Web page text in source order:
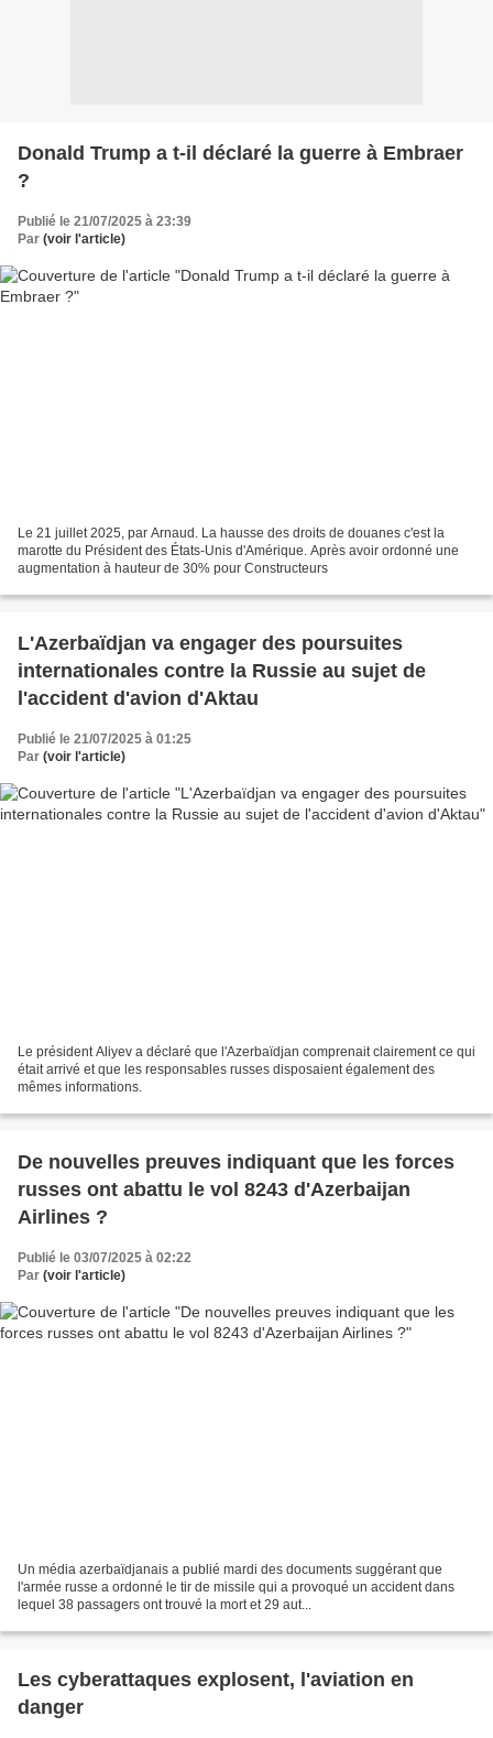
Donald Trump a t-il déclaré la guerre à Embraer
?
Publié le 21/07/2025 à 23:39
Par (voir l'article)
Le 21 juillet 2025, par Arnaud. La hausse des droits de douanes c'est la
marotte du Président des États-Unis d'Amérique. Après avoir ordonné une
augmentation à hauteur de 30% pour Constructeurs
L'Azerbaïdjan va engager des poursuites
internationales contre la Russie au sujet de
l'accident d'avion d'Aktau
Publié le 21/07/2025 à 01:25
Par (voir l'article)
Le président Aliyev a déclaré que l'Azerbaïdjan comprenait clairement ce qui
était arrivé et que les responsables russes disposaient également des
mêmes informations.
De nouvelles preuves indiquant que les forces
russes ont abattu le vol 8243 d'Azerbaijan
Airlines ?
Publié le 03/07/2025 à 02:22
Par (voir l'article)
Un média azerbaïdjanais a publié mardi des documents suggérant que
l'armée russe a ordonné le tir de missile qui a provoqué un accident dans
lequel 38 passagers ont trouvé la mort et 29 aut...
Les cyberattaques explosent, l'aviation en
danger